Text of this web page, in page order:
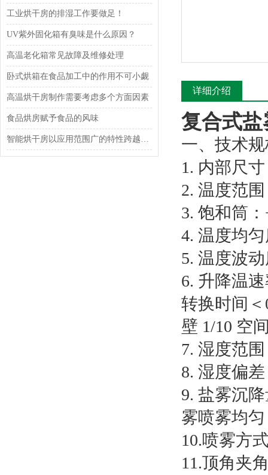
工业烘干房的排湿工作要做足！
UV紫外固化箱有臭味是什么原因？
高温老化箱常见故障及维修处理
卧式烘箱在食品加工中的作用不可小觑
高温烘干房制作需要考虑多个方面因素
食品烘房赋予食品的风味
智能烘干房以应用范围广的特性跨越食品、工业制造等多个行业
详细介绍
复合式
一、技术
1. 内部尺
2. 温度范
3. 饱和筒
4. 温度均
5. 温度波
6. 升降温
转换时间
壁 1/10 空
7. 湿度范
8. 湿度偏
9. 盐雾沉
雾喷雾均
10.喷雾方
11.顶角夹